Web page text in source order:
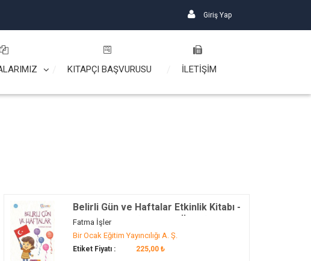
Giriş Yap
KITAPÇI BAŞVURUSU İLETİŞİM
Belirli Gün ve Haftalar Etkinlik Kitabı -
Mavi Çember (48 Ay ve Üzeri)
Fatma İşler
Bir Ocak Eğitim Yayıncılığı A. Ş.
Etiket Fiyatı : 225,00 ₺